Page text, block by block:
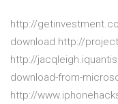
http://
download http://
http://
download-from-
http://